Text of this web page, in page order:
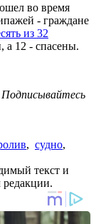
во время
- граждане
из 32
а 12 - спасены.
Подписывайтесь
, судно,
текст и